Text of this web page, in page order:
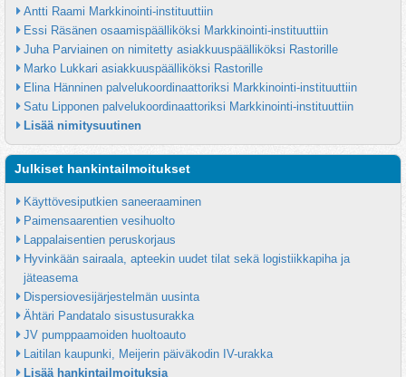
Antti Raami Markkinointi-instituuttiin
Essi Räsänen osaamispäälliköksi Markkinointi-instituuttiin
Juha Parviainen on nimitetty asiakkuuspäälliköksi Rastorille
Marko Lukkari asiakkuuspäälliköksi Rastorille
Elina Hänninen palvelukoordinaattoriksi Markkinointi-instituuttiin
Satu Lipponen palvelukoordinaattoriksi Markkinointi-instituuttiin
Lisää nimitysuutinen
Julkiset hankintailmoitukset
Käyttövesiputkien saneeraaminen
Paimensaarentien vesihuolto
Lappalaisentien peruskorjaus
Hyvinkään sairaala, apteekin uudet tilat sekä logistiikkapiha ja
jäteasema
Dispersiovesijärjestelmän uusinta
Ähtäri Pandatalo sisustusurakka
JV pumppaamoiden huoltoauto
Laitilan kaupunki, Meijerin päiväkodin IV-urakka
Lisää hankintailmoituksia